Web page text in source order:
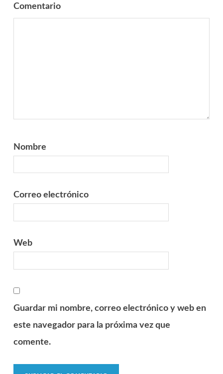
Comentario
Nombre
Correo electrónico
Web
Guardar mi nombre, correo electrónico y web en
este navegador para la próxima vez que
comente.